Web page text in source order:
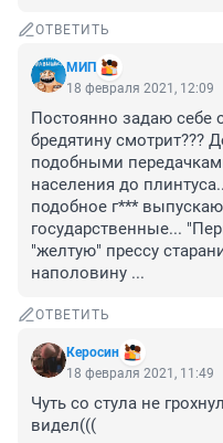
ОТВЕТИТЬ
МИП
18 февраля 2021, 12:09
Постоянно задаю себе
бредятину смотрит???
подобными
населения до
подобное г***
государственные...
"желтую" прессу
наполовину ...
ОТВЕТИТЬ
Керосин
18 февраля 2021, 11:49
Чуть со стула не
видел(((